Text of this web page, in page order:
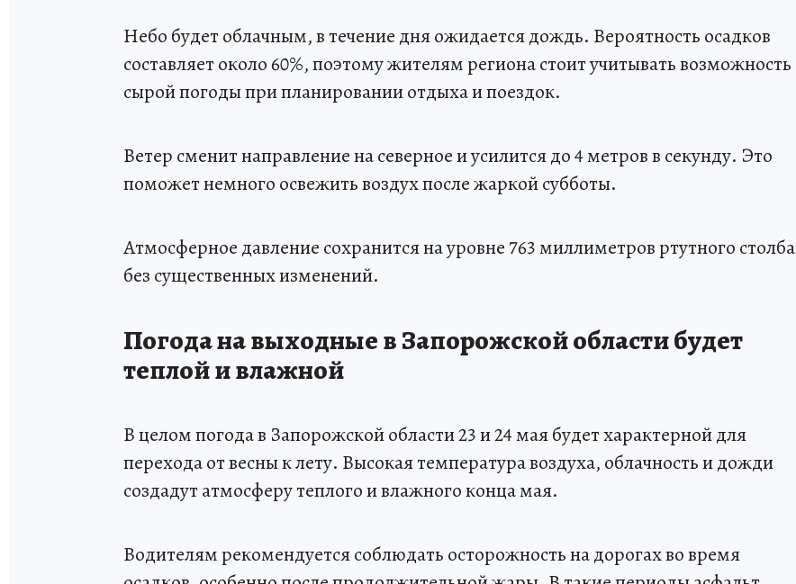
Небо будет облачным, в течение дня ожидается дождь. Вероятность осадков
составляет около 60%, поэтому жителям региона стоит учитывать возможность
сырой погоды при планировании отдыха и поездок.
Ветер сменит направление на северное и усилится до 4 метров в секунду. Это
поможет немного освежить воздух после жаркой субботы.
Атмосферное давление сохранится на уровне 763 миллиметров ртутного столба
без существенных изменений.
Погода на выходные в Запорожской области будет
теплой и влажной
В целом погода в Запорожской области 23 и 24 мая будет характерной для
перехода от весны к лету. Высокая температура воздуха, облачность и дожди
создадут атмосферу теплого и влажного конца мая.
Водителям рекомендуется соблюдать осторожность на дорогах во время